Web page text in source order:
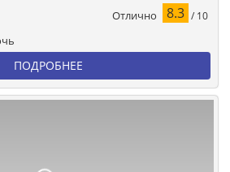
Отлично 8.3 / 10
ПОДРОБНЕЕ